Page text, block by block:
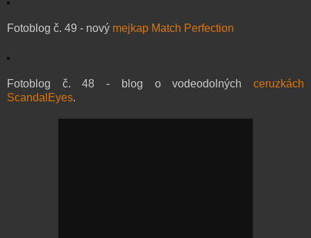
Fotoblog č. 49 - nový mejkap Match Perfection
Fotoblog č. 48 - blog o vodeodolných ceruzkách
ScandalEyes.